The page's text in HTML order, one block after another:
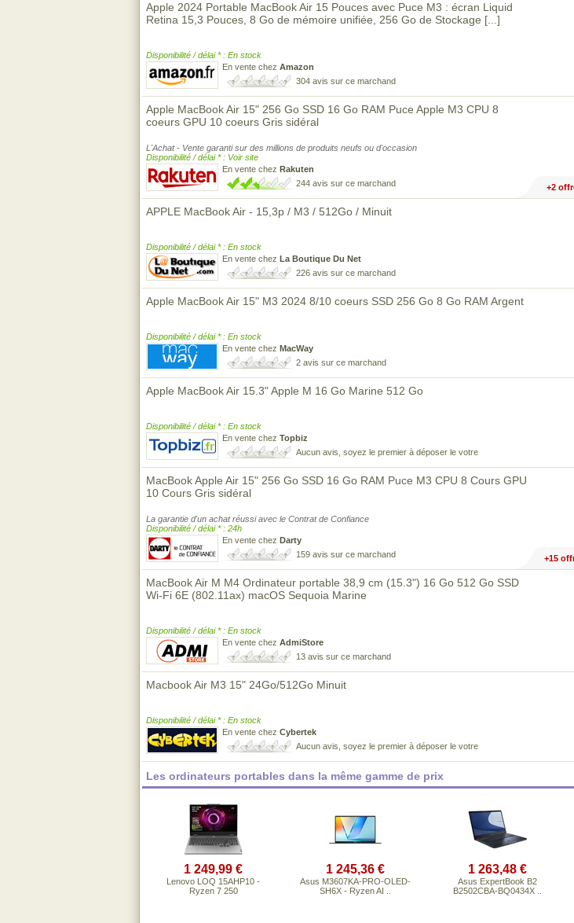
Apple 2024 Portable MacBook Air 15 Pouces avec Puce M3 : écran Liquid
Retina 15,3 Pouces, 8 Go de mémoire unifiée, 256 Go de Stockage [...]
Disponibilité / délai * : En stock
En vente chez Amazon
304 avis sur ce marchand
Apple MacBook Air 15" 256 Go SSD 16 Go RAM Puce Apple M3 CPU 8
coeurs GPU 10 coeurs Gris sidéral
L'Achat - Vente garanti sur des millions de produits neufs ou d'occasion
Disponibilité / délai * : Voir site
En vente chez Rakuten
244 avis sur ce marchand
+2
APPLE MacBook Air - 15,3p / M3 / 512Go / Minuit
Disponibilité / délai * : En stock
En vente chez La Boutique Du Net
226 avis sur ce marchand
Apple MacBook Air 15" M3 2024 8/10 coeurs SSD 256 Go 8 Go RAM Argent
Disponibilité / délai * : En stock
En vente chez MacWay
2 avis sur ce marchand
Apple MacBook Air 15.3" Apple M 16 Go Marine 512 Go
Disponibilité / délai * : En stock
En vente chez Topbiz
Aucun avis, soyez le premier à déposer le votre
MacBook Apple Air 15" 256 Go SSD 16 Go RAM Puce M3 CPU 8 Cours GPU
10 Cours Gris sidéral
La garantie d'un achat réussi avec le Contrat de Confiance
Disponibilité / délai * : 24h
En vente chez Darty
159 avis sur ce marchand
+15
MacBook Air M M4 Ordinateur portable 38,9 cm (15.3") 16 Go 512 Go SSD
Wi-Fi 6E (802.11ax) macOS Sequoia Marine
Disponibilité / délai * : En stock
En vente chez AdmiStore
13 avis sur ce marchand
Macbook Air M3 15" 24Go/512Go Minuit
Disponibilité / délai * : En stock
En vente chez Cybertek
Aucun avis, soyez le premier à déposer le votre
Les ordinateurs portables dans la même gamme de prix
1 249,99 €
Lenovo LOQ 15AHP10 -
Ryzen 7 250
1 245,36 €
Asus M3607KA-PRO-OLED-
SH6X - Ryzen AI ..
1 263,48 €
Asus ExpertBook B2
B2502CBA-BQ0434X ..